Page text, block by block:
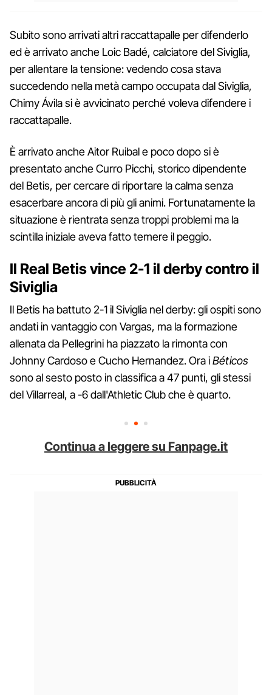
Subito sono arrivati altri raccattapalle per difenderlo
ed è arrivato anche Loic Badé, calciatore del Siviglia,
per allentare la tensione: vedendo cosa stava
succedendo nella metà campo occupata dal Siviglia,
Chimy Ávila si è avvicinato perché voleva difendere i
raccattapalle.
È arrivato anche Aitor Ruibal e poco dopo si è
presentato anche Curro Picchi, storico dipendente
del Betis, per cercare di riportare la calma senza
esacerbare ancora di più gli animi. Fortunatamente la
situazione è rientrata senza troppi problemi ma la
scintilla iniziale aveva fatto temere il peggio.
Il Real Betis vince 2-1 il derby contro il
Siviglia
Il Betis ha battuto 2-1 il Siviglia nel derby: gli ospiti sono
andati in vantaggio con Vargas, ma la formazione
allenata da Pellegrini ha piazzato la rimonta con
Johnny Cardoso e Cucho Hernandez. Ora iBéticos
sono al sesto posto in classifica a 47 punti, gli stessi
del Villarreal, a -6 dall'Athletic Club che è quarto.
Continua a leggere su Fanpage.it